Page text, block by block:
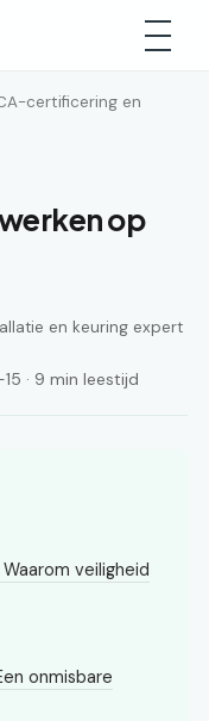
certificering en
op
en keuring expert
· 9 min leestijd
veiligheid
onmisbare